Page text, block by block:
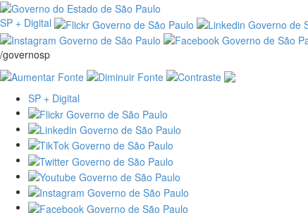
SP + Digital
/governosp
SP + Digital